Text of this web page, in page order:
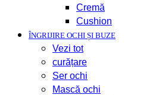
Cremă
Cushion
ÎNGRIJIRE OCHI ȘI BUZE
Vezi tot
curățare
Ser ochi
Mască ochi